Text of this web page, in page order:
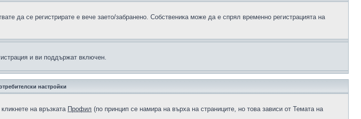
да се регистрирате е вече заето/забранено. Собственика може да е спрял временно регистрацията на
и ви поддържат включен.
настройки
на връзката Профил (по принцип се намира на върха на страниците, но това зависи от Темата на